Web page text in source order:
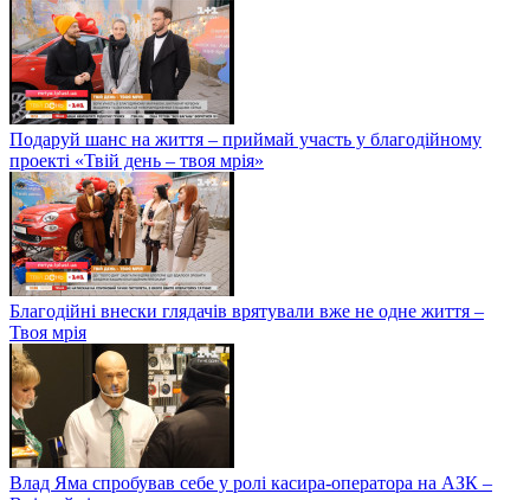
Подаруй шанс на життя – приймай участь у благодійному
проекті «Твій день – твоя мрія»
Благодійні внески глядачів врятували вже не одне життя –
Твоя мрія
Влад Яма спробував себе у ролі касира-оператора на АЗК –